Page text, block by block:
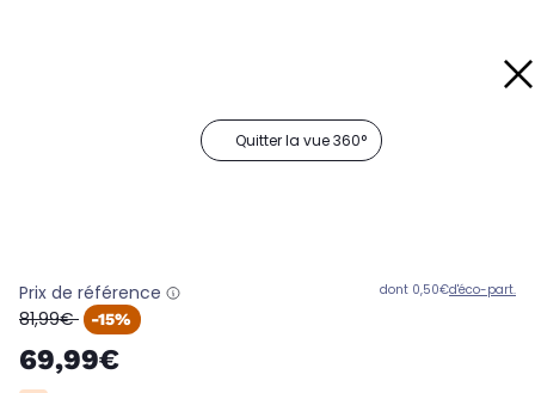
Quitter la vue 360°
Prix de référence
oldPrice
81,99€ -15%
69,99€
dont 0,50€d'éco-part.